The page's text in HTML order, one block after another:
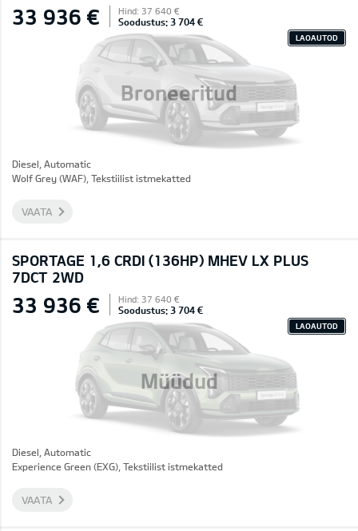
Broneeritud
33 936 € Hind: 37 640 €
Soodustus: 3 704 €
LAOAUTOD
Diesel, Automatic
Wolf Grey (WAF), Tekstiilist istmekatted
VAATA
SPORTAGE 1,6 CRDI (136HP) MHEV LX PLUS
7DCT 2WD
Müüdud
33 936 € Hind: 37 640 €
Soodustus: 3 704 €
LAOAUTOD
Diesel, Automatic
Experience Green (EXG), Tekstiilist istmekatted
VAATA